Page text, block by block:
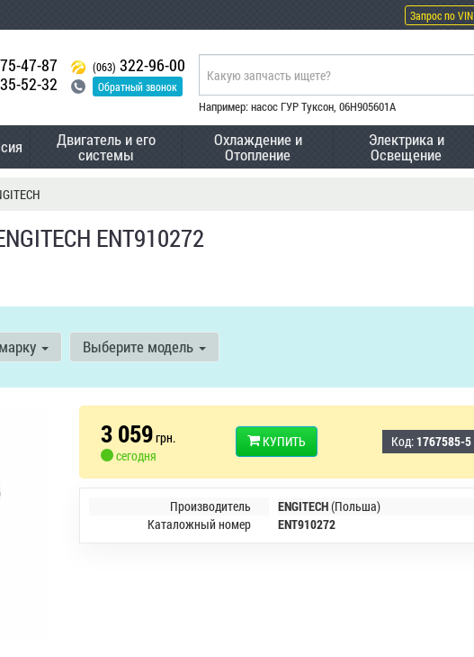
Запрос по VIN
47-87
52-32
(063) 322-96-00
Обратный звонок
Например: насос ГУР Туксон, 06H905601A
Двигатель и его
системы
Охлаждение и
Отопление
Электрика и
Освещение
ENT910272
Выберите модель
3 059грн.
сегодня
КУПИТЬ Код: 1767585-5
Производитель ENGITECH(Польша)
Каталожный номер
ENT910272